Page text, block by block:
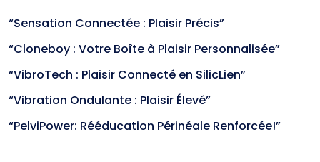
“Sensation Connectée : Plaisir Précis”
“Cloneboy : Votre Boîte à Plaisir Personnalisée”
“VibroTech : Plaisir Connecté en SilicLien”
“Vibration Ondulante : Plaisir Élevé”
“PelviPower: Rééducation Périnéale Renforcée!”